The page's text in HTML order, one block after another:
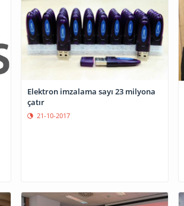
Elektron imzalama sayı 23 milyona
çatır
21-10-2017